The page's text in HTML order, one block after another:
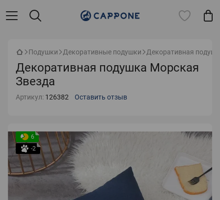
Подушки Декоративные подушки Декоративная
Декоративная подушка Морская
Звезда
Артикул: 126382 Оставить отзыв
6
-2